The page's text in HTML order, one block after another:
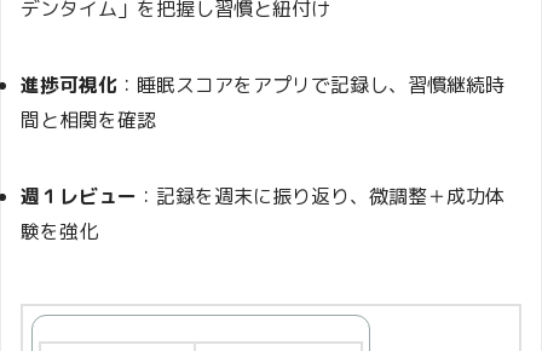
デンタイム」を把握し習慣と紐付け
進捗可視化 ：睡眠スコアをアプリで記録し、習慣継続時
間と相関を確認
週１レビュー ：記録を週末に振り返り、微調整＋成功体
験を強化